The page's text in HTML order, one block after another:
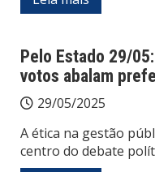
Pelo Estado 29/
votos abalam
29/05/2025
A ética na gestão
centro do debate